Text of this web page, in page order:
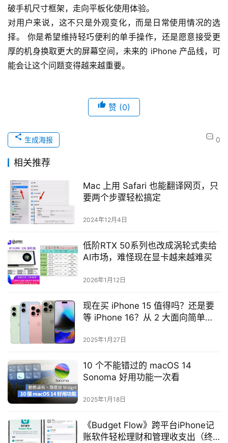
破手机尺寸框架，走向平板化使用体验。
对用户来说，这不只是外观变化，而是日常使用情况的选
择。 你是希望维持轻巧便利的单手操作，还是愿意接受更
厚的机身换取更大的屏幕空间，未来的 iPhone 产品线，可
能会让这个问题变得越来越重要。
赞 (0)
0
生成海报
相关推荐
Mac 上用 Safari 也能翻译网页，只
要两个步骤轻松搞定
2024年12月4日
低阶RTX 50系列也改成涡轮式卖给
AI市场，难怪现在显卡越来越难买
2026年1月12日
现在买 iPhone 15 值得吗？还是要
等 iPhone 16？从 2 大面向简单分
2025年1月27日
10 个不能错过的 macOS 14
Sonoma 好用功能一次看
2025年1月18日
《Budget Flow》跨平台iPhone记
账软件轻松理财和管理收支出（终